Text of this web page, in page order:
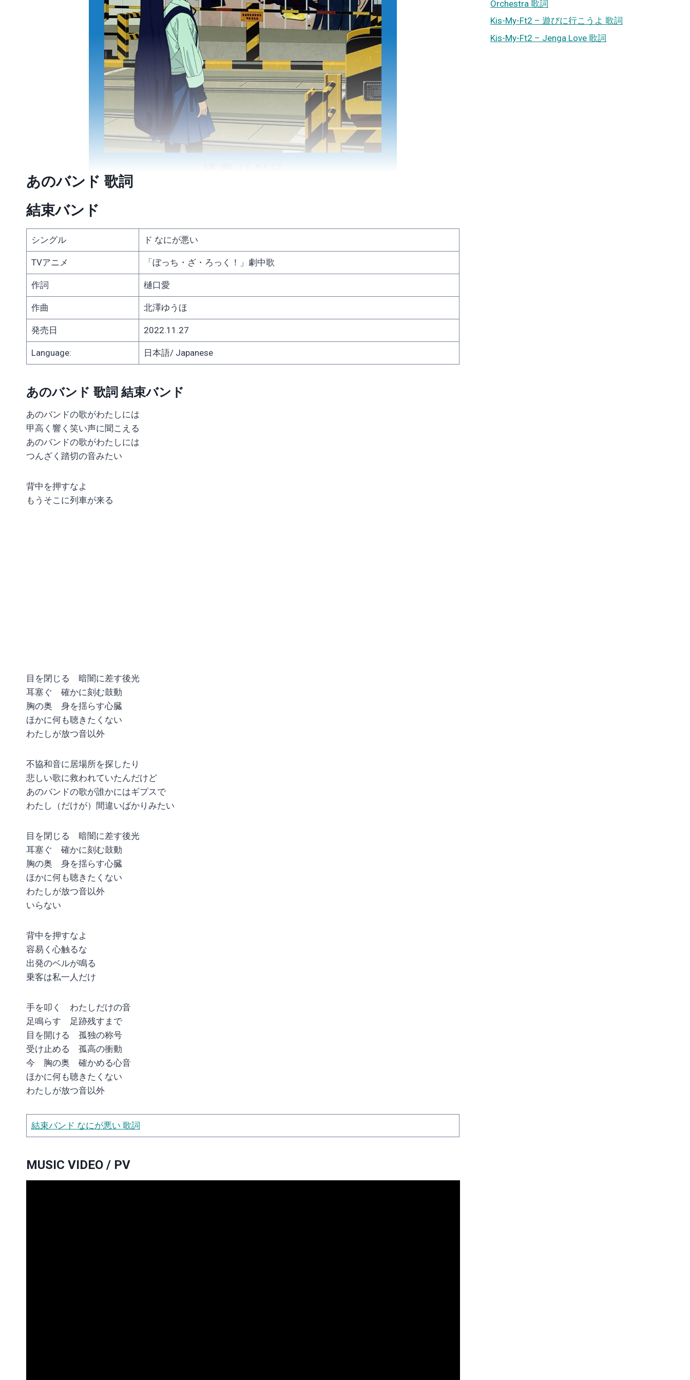
あのバンド 歌詞
結束バンド
シングル ド なにが悪い
TVアニメ 「ぼっち・ざ・ろっく！」劇中歌
作詞 樋口愛
作曲 北澤ゆうほ
発売日 2022.11.27
Language: 日本語/ Japanese
あのバンド 歌詞 結束バンド
あのバンドの歌がわたしには
甲高く響く笑い声に聞こえる
あのバンドの歌がわたしには
つんざく踏切の音みたい
背中を押すなよ
もうそこに列車が来る
目を閉じる 暗闇に差す後光
耳塞ぐ 確かに刻む鼓動
胸の奥 身を揺らす心臓
ほかに何も聴きたくない
わたしが放つ音以外
不協和音に居場所を探したり
悲しい歌に救われていたんだけど
あのバンドの歌が誰かにはギプスで
わたし（だけが）間違いばかりみたい
目を閉じる 暗闇に差す後光
耳塞ぐ 確かに刻む鼓動
胸の奥 身を揺らす心臓
ほかに何も聴きたくない
わたしが放つ音以外
いらない
背中を押すなよ
容易く心触るな
出発のベルが鳴る
乗客は私一人だけ
手を叩く わたしだけの音
足鳴らす 足跡残すまで
目を開ける 孤独の称号
受け止める 孤高の衝動
今 胸の奥 確かめる心音
ほかに何も聴きたくない
わたしが放つ音以外
結束バンド なにが悪い 歌詞
MUSIC VIDEO / PV
Orchestra 歌詞
Kis-My-Ft2 – 遊びに行こうよ 歌詞
Kis-My-Ft2 – Jenga Love 歌詞